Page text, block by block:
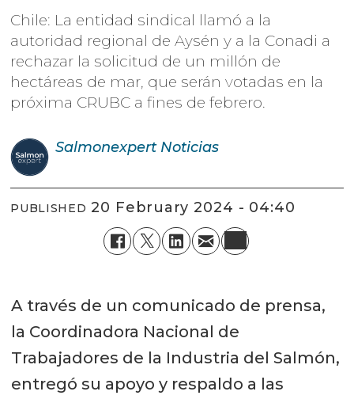
Chile: La entidad sindical llamó a la
autoridad regional de Aysén y a la Conadi a
rechazar la solicitud de un millón de
hectáreas de mar, que serán votadas en la
próxima CRUBC a fines de febrero.
Salmonexpert Noticias
PUBLISHED 20 February 2024 - 04:40
A través de un comunicado de prensa,
la Coordinadora Nacional de
Trabajadores de la Industria del Salmón,
entregó su apoyo y respaldo a las